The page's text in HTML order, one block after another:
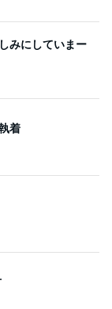
みにしていまー
着